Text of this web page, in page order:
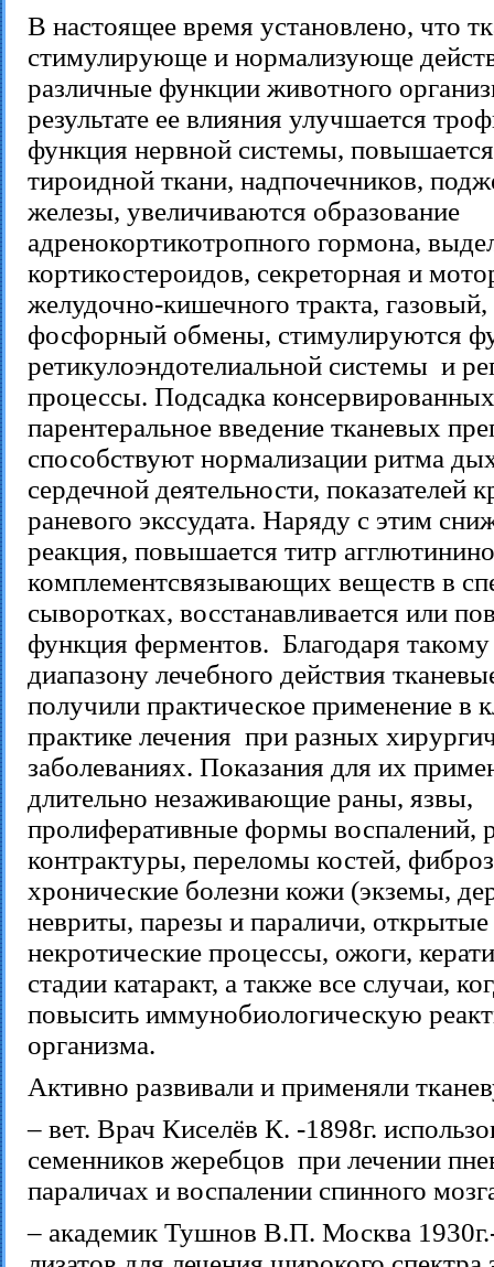
В настоящее время установлено, что
стимулирующе и нормализующе
различные функции животного
результате ее влияния улучшается
функция нервной системы,
тироидной ткани, надпочечников,
железы, увеличиваются образование
адренокортикотропного гормона,
кортикостероидов, секреторная и
желудочно-кишечного тракта,
фосфорный обмены, стимулируются
ретикулоэндотелиальной системы и
процессы. Подсадка
парентеральное введение тканевых
способствуют нормализации ритма
сердечной деятельности, показателей
раневого экссудата. Наряду с этим
реакция, повышается титр
комплементсвязывающих веществ в
сыворотках, восстанавливается или
функция ферментов. Благодаря
диапазону лечебного действия
получили практическое применение в
практике лечения при разных
заболеваниях. Показания для их
длительно незаживающие раны, язвы,
пролиферативные формы воспалений,
контрактуры, переломы костей,
хронические болезни кожи (экземы,
невриты, парезы и параличи,
некротические процессы, ожоги,
стадии катаракт, а также все случаи,
повысить иммунобиологическую
организма.
Активно развивали и применяли
– вет. Врач Киселёв К. -1898г.
семенников жеребцов при лечении
параличах и воспалении спинного
– академик Тушнов В.П. Москва